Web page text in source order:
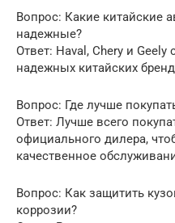
Вопрос: Какие китайские
надежные?
Ответ: Haval, Chery и
надежных китайских
Вопрос: Где лучше
Ответ: Лучше всего
официального дилера,
качественное
Вопрос: Как защитить
коррозии?